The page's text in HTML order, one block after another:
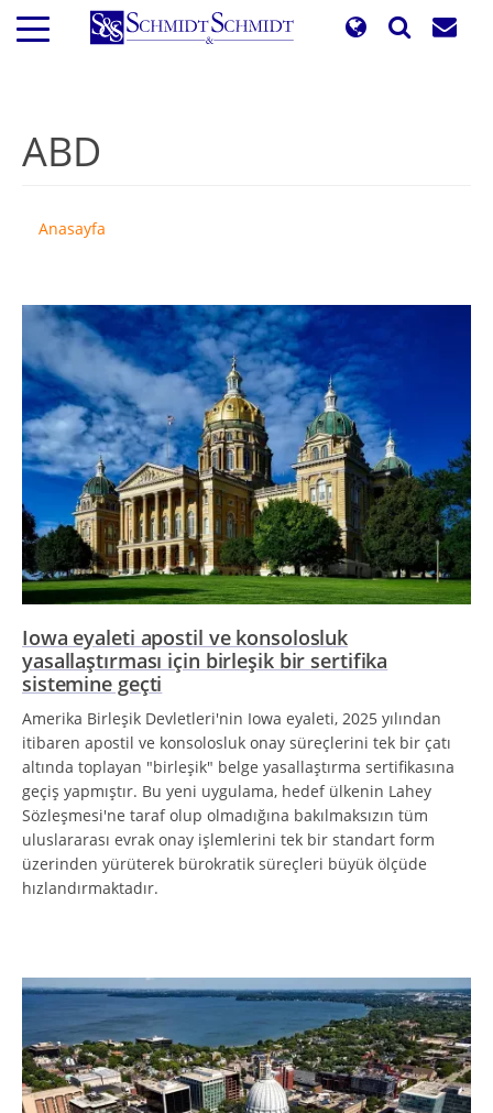
Ana
içeriğe
ABD
Anasayfa
Iowa eyaleti apostil ve konsolosluk
yasallaştırması için birleşik bir sertifika
sistemine geçti
Amerika Birleşik Devletleri'nin Iowa eyaleti, 2025 yılından
itibaren apostil ve konsolosluk onay süreçlerini tek bir çatı
altında toplayan "birleşik" belge yasallaştırma sertifikasına
geçiş yapmıştır. Bu yeni uygulama, hedef ülkenin Lahey
Sözleşmesi'ne taraf olup olmadığına bakılmaksızın tüm
uluslararası evrak onay işlemlerini tek bir standart form
üzerinden yürüterek bürokratik süreçleri büyük ölçüde
hızlandırmaktadır.